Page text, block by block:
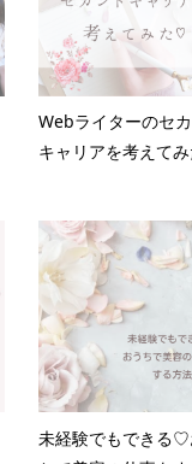
Webライターのセ
キャリアを考えてみ
未経験でもできる♡